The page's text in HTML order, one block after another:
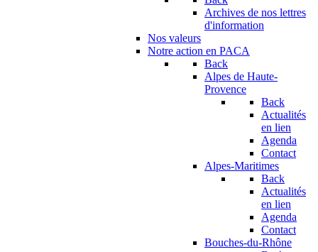
Archives de nos lettres
d'information
Nos valeurs
Notre action en PACA
Back
Alpes de Haute-
Provence
Back
Actualités
en lien
Agenda
Contact
Alpes-Maritimes
Back
Actualités
en lien
Agenda
Contact
Bouches-du-Rhône